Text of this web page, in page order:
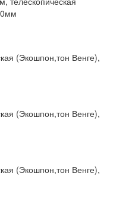
(Экошпон,тон Венге),
(Экошпон,тон Венге),
(Экошпон,тон Венге),